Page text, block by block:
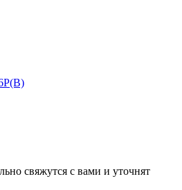
свяжутся с вами и уточнят